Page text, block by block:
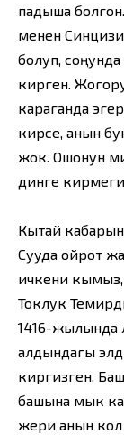
падыша
менен
болуп,
кирген.
караганда
кирсе, анын
жок. Ошонун
динге
Кытай
Сууда ойрот
ичкени кымыз,
Токлук
1416-жылында
алдындагы
киргизген.
башына мык
жери анын